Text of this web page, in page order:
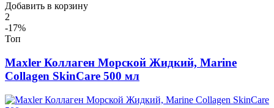
Добавить в корзину
2
-17%
Топ
Maxler Коллаген Морской Жидкий, Marine
Collagen SkinCare 500 мл